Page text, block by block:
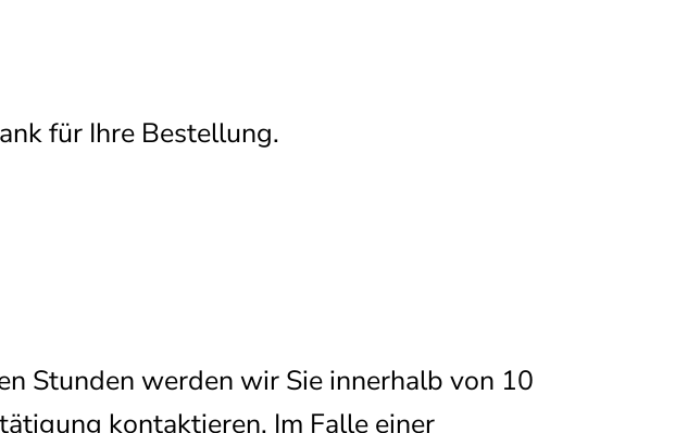
für Ihre Bestellung.
Stunden werden wir Sie innerhalb von 10
kontaktieren. Im Falle einer